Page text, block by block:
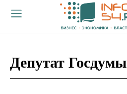
Депутат Госдумы